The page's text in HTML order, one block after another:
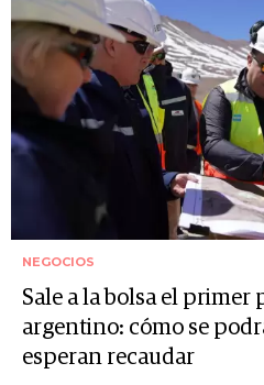
NEGOCIOS
Sale a la bolsa el primer
argentino: cómo se
esperan recaudar